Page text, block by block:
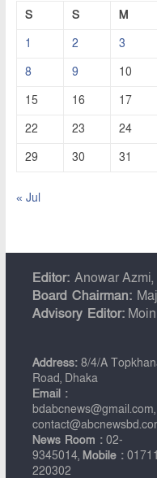
S
S M
1
2 3
8
9 10
15
16 17
22
23 24
29
30 31
« Jul
Editor: Anowar Azmi,
Board Chairman:
Advisory Editor:
Address:8/4/A
Road, Dhaka
Email :
bdabcnews@gmail.com,
News Room :02-
9345014, Mobile :01711
220302